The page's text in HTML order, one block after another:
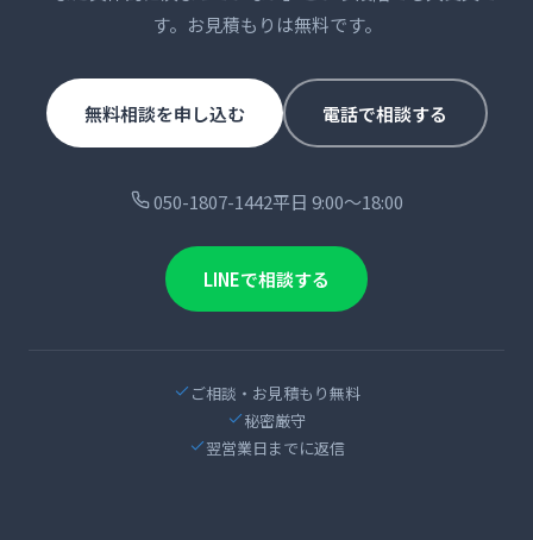
す。お見積もりは無料です。
無料相談を申し込む 電話で相談する
050-1807-1442平日 9:00〜18:00
LINEで相談する
ご相談・お見積もり無料
秘密厳守
翌営業日までに返信